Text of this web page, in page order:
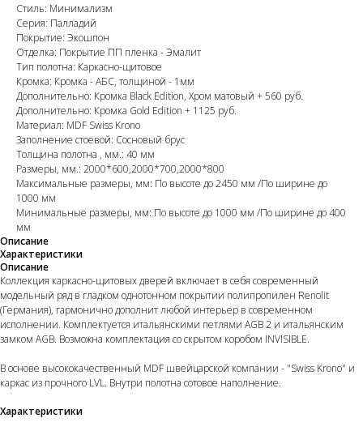
Стиль: Минимализм
Серия: Палладий
Покрытие: Экошпон
Отделка: Покрытие ПП пленка - Эмалит
Тип полотна: Каркасно-щитовое
Кромка: Кромка - АБС, толщиной - 1мм
Дополнительно: Кромка Black Edition, Хром матовый + 560 руб.
Дополнительно: Кромка Gold Edition + 1125 руб.
Материал: MDF Swiss Krono
Заполнение стоевой: Сосновый брус
Толщина полотна , мм.: 40 мм
Размеры, мм.: 2000*600,2000*700,2000*800
Максимальные размеры, мм: По высоте до 2450 мм /По ширине до
1000 мм
Минимальные размеры, мм: По высоте до 1000 мм /По ширине до 400
мм
Описание
Характеристики
Описание
Коллекция каркасно-щитовых дверей включает в себя современный
модельный ряд в гладком однотонном покрытии полипропилен Renolit
(Германия), гармонично дополнит любой интерьер в современном
исполнении. Комплектуется итальянскими петлями AGB 2 и итальянским
замком AGB. Возможна комплектация со скрытом коробом INVISIBLE.
В основе высококачественный MDF швейцарской компании - "Swiss Krono" и
каркас из прочного LVL. Внутри полотна сотовое наполнение.
Характеристики